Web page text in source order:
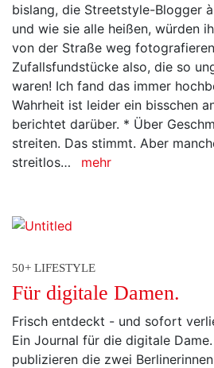
bislang, die Streetstyle-Blogger
und wie sie alle heißen, würden
von der Straße weg
Zufallsfundstücke also, die so
waren! Ich fand das immer
Wahrheit ist leider ein bisschen
berichtet darüber. * Über
streiten. Das stimmt. Aber
streitlos…
mehr
50+ LIFESTYLE
Für digitale Damen.
Frisch entdeckt - und sofort
Ein Journal für die digitale
publizieren die zwei